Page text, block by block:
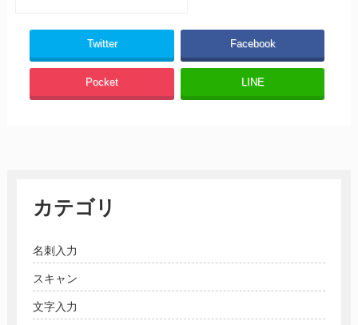
Twitter Facebook
Pocket LINE
カテゴリ
名刺入力
スキャン
文字入力